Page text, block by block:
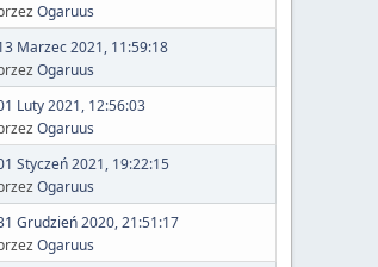
Ogaruus
Marzec 2021, 11:59:18
Ogaruus
Luty 2021, 12:56:03
Ogaruus
Styczeń 2021, 19:22:15
Ogaruus
Grudzień 2020, 21:51:17
Ogaruus